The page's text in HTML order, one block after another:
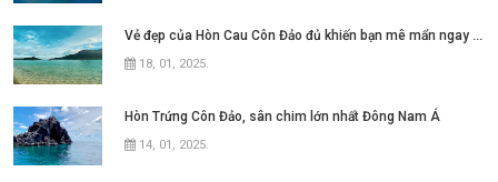
Vẻ đẹp của Hòn Cau Côn Đảo đủ khiến bạn mê mẩn ngay từ lần đầu
18, 01, 2025.
Hòn Trứng Côn Đảo, sân chim lớn nhất Đông Nam Á
14, 01, 2025.